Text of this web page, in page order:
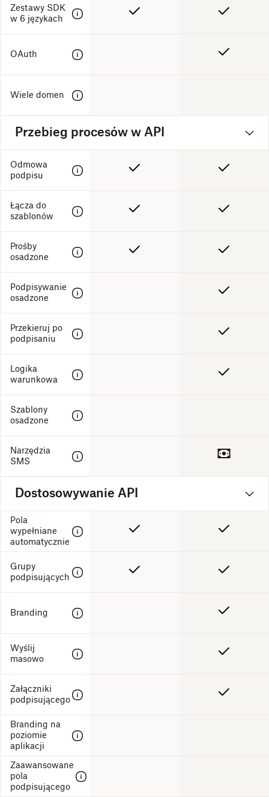
Zestawy SDK
w 6 językach
OAuth
Wiele domen
Przebieg procesów w API
Odmowa
podpisu
Łącza do
szablonów
Prośby
osadzone
Podpisywanie
osadzone
Przekieruj po
podpisaniu
Logika
warunkowa
Szablony
osadzone
Narzędzia
SMS
Dostosowywanie API
Pola
wypełniane
automatycznie
Grupy
podpisujących
Branding
Wyślij
masowo
Załączniki
podpisującego
Branding na
poziomie
aplikacji
Zaawansowane
pola
podpisującego